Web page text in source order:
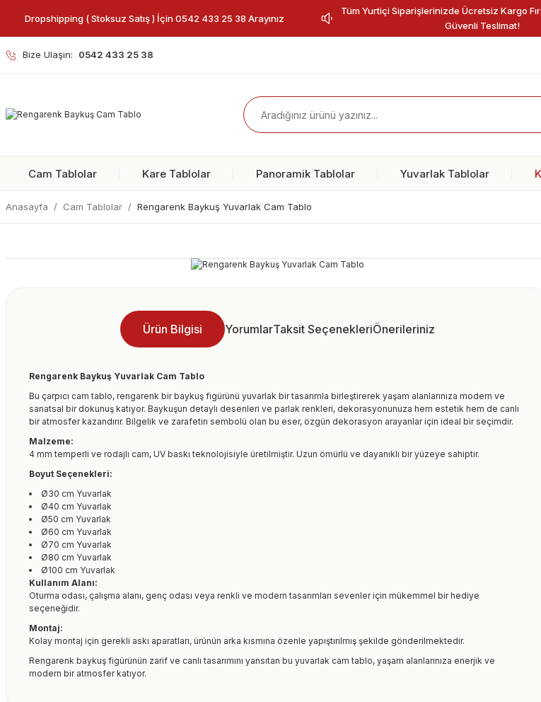
Dropshipping ( Stoksuz Satış ) İçin 0542 433 25 38 Arayınız
Tüm Yurtiçi Siparişlerinizde Ücretsiz Kargo
Güvenli Teslimat!
Bize Ulaşın: 0542 433 25 38
Cam Tablolar Kare Tablolar Panoramik Tablolar Yuvarlak Tablolar
Anasayfa Cam Tablolar Rengarenk Baykuş Yuvarlak Cam Tablo
Ürün Bilgisi YorumlarTaksit SeçenekleriÖnerileriniz
Rengarenk Baykuş Yuvarlak Cam Tablo
Bu çarpıcı cam tablo, rengarenk bir baykuş figürünü yuvarlak bir tasarımla birleştirerek yaşam alanlarınıza modern ve
sanatsal bir dokunuş katıyor. Baykuşun detaylı desenleri ve parlak renkleri, dekorasyonunuza hem estetik hem de canlı
bir atmosfer kazandırır. Bilgelik ve zarafetin sembolü olan bu eser, özgün dekorasyon arayanlar için ideal bir seçimdir.
Malzeme:
4 mm temperli ve rodajlı cam, UV baskı teknolojisiyle üretilmiştir. Uzun ömürlü ve dayanıklı bir yüzeye sahiptir.
Boyut Seçenekleri:
Ø30 cm Yuvarlak
Ø40 cm Yuvarlak
Ø50 cm Yuvarlak
Ø60 cm Yuvarlak
Ø70 cm Yuvarlak
Ø80 cm Yuvarlak
Ø100 cm Yuvarlak
Kullanım Alanı:
Oturma odası, çalışma alanı, genç odası veya renkli ve modern tasarımları sevenler için mükemmel bir hediye
seçeneğidir.
Montaj:
Kolay montaj için gerekli askı aparatları, ürünün arka kısmına özenle yapıştırılmış şekilde gönderilmektedir.
Rengarenk baykuş figürünün zarif ve canlı tasarımını yansıtan bu yuvarlak cam tablo, yaşam alanlarınıza enerjik ve
modern bir atmosfer katıyor.